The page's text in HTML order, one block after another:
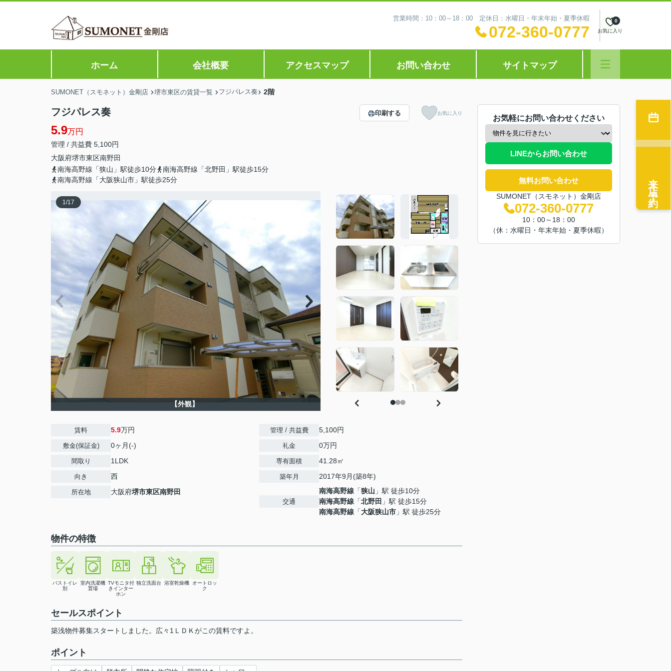
営業時間：10：00～18：00 定休日：水曜日・年末年始・夏季休暇
072-360-0777 お気に入り
0
ホーム 会社概要 アクセスマップ お問い合わせ サイトマップ
SUMONET（スモネット）金剛店 堺市東区の賃貸一覧 フジパレス奏 2階
フジパレス奏
5.9万円
管理 / 共益費 5,100円
大阪府堺市東区南野田
南海高野線「狭山」駅徒歩10分
南海高野線「北野田」駅徒歩15分
南海高野線「大阪狭山市」駅徒歩25分
印刷する お気に入り
1/17
【外観】
賃料 5.9万円
敷金(保証金) 0ヶ月(-)
間取り 1LDK
向き 西
所在地 大阪府堺市東区南野田
管理 / 共益費 5,100円
礼金 0万円
専有面積 41.28㎡
築年月 2017年9月(築8年)
交通
南海高野線 「狭山 」駅 徒歩10分
南海高野線 「北野田 」駅 徒歩15分
南海高野線 「大阪狭山市 」駅 徒歩25分
物件の特徴
バストイレ
別
室内洗濯機
置場
TVモニタ付
きインター
ホン
独立洗面台 浴室乾燥機
オートロッ
ク
セールスポイント
築浅物件募集スタートしました。広々1ＬＤＫがこの賃料ですよ。
ポイント
お気軽にお問い合わせください
LINEからお問い合わせ
無料お問い合わせ
SUMONET（スモネット）金剛店
072-360-0777
10：00～18：00
（休：水曜日・年末年始・夏季休暇）
来店予約